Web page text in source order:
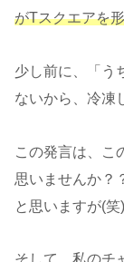
がTスクエアを
少し前に、「う
ないから、冷凍
この発言は、こ
思いませんか？
と思いますが(笑)